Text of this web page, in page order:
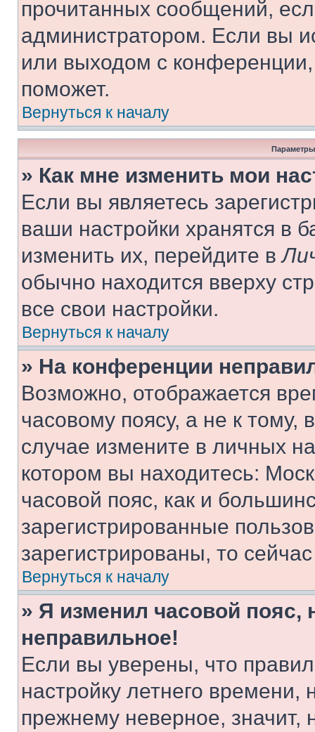
прочитанных сообщений,
администратором. Если вы
или выходом с
поможет.
Вернуться к началу
Параметры
» Как мне изменить мои
Если вы являетесь
ваши настройки хранятся в
изменить их, перейдите в
обычно находится вверху
все свои настройки.
Вернуться к началу
» На конференции
Возможно, отображается
часовому поясу, а не к тому,
случае измените в личных
котором вы находитесь:
часовой пояс, как и
зарегистрированные
зарегистрированы, то
Вернуться к началу
» Я изменил часовой пояс,
неправильное!
Если вы уверены, что
настройку летнего
прежнему неверное, значит,